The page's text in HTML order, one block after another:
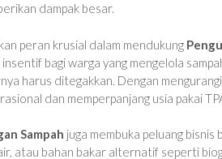
dampak besar.
peran krusial dalam mendukung
bagi warga yang mengelola
harus ditegakkan. Dengan
dan memperpanjang usia pakai
Sampah juga membuka peluang
atau bahan bakar alternatif seperti